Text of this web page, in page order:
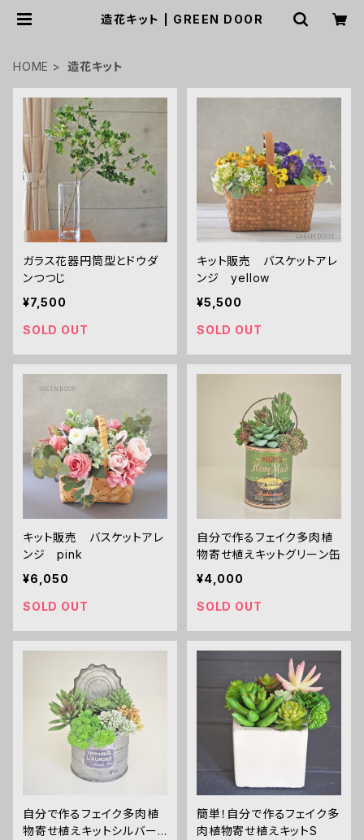
造花キット | GREEN DOOR
HOME 造花キット
ガラス花器円筒型とドウダ
ンつつじ
¥7,500
SOLD OUT
キット販売 バスケットアレ
ンジ yellow
¥5,500
SOLD OUT
キット販売 バスケットアレ
ンジ pink
¥6,050
SOLD OUT
自分で作るフェイク多肉植
物寄せ植えキットグリーン缶
¥4,000
SOLD OUT
自分で作るフェイク多肉植
物寄せ植えキットシルバー
簡単！自分で作るフェイク多
肉植物寄せ植えキットS